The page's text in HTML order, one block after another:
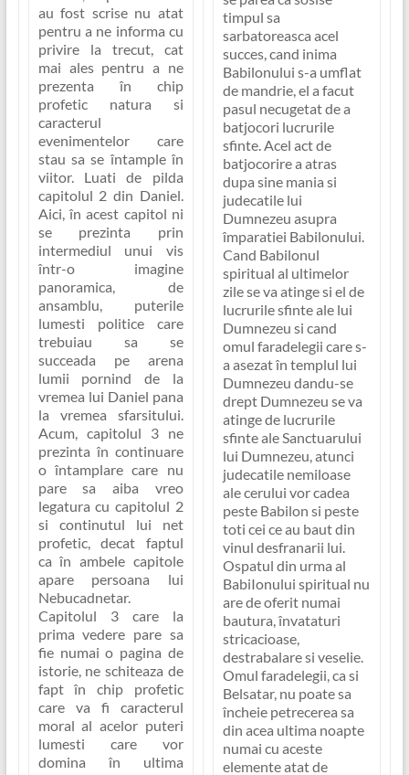
au fost scrise nu atat
pentru a ne informa cu
privire la trecut, cat
mai ales pentru a ne
prezenta în chip
profetic natura si
caracterul
evenimentelor care
stau sa se întample în
viitor. Luati de pilda
capitolul 2 din Daniel.
Aici, în acest capitol ni
se prezinta prin
intermediul unui vis
într-o imagine
panoramica, de
ansamblu, puterile
lumesti politice care
trebuiau sa se
succeada pe arena
lumii pornind de la
vremea lui Daniel pana
la vremea sfarsitului.
Acum, capitolul 3 ne
prezinta în continuare
o întamplare care nu
pare sa aiba vreo
legatura cu capitolul 2
si continutul lui net
profetic, decat faptul
ca în ambele capitole
apare persoana lui
Nebucadnetar.
Capitolul 3 care la
prima vedere pare sa
fie numai o pagina de
istorie, ne schiteaza de
fapt în chip profetic
care va fi caracterul
moral al acelor puteri
lumesti care vor
domina în ultima
timpul sa
sarbatoreasca acel
succes, cand inima
Babilonului s-a umflat
de mandrie, el a facut
pasul necugetat de a
batjocori lucrurile
sfinte. Acel act de
batjocorire a atras
dupa sine mania si
judecatile lui
Dumnezeu asupra
împaratiei Babilonului.
Cand Babilonul
spiritual al ultimelor
zile se va atinge si el de
lucrurile sfinte ale lui
Dumnezeu si cand
omul faradelegii care s-
a asezat în templul lui
Dumnezeu dandu-se
drept Dumnezeu se va
atinge de lucrurile
sfinte ale Sanctuarului
lui Dumnezeu, atunci
judecatile nemiloase
ale cerului vor cadea
peste Babilon si peste
toti cei ce au baut din
vinul desfranarii lui.
Ospatul din urma al
BabiIonului spiritual nu
are de oferit numai
bautura, învataturi
stricacioase,
destrabalare si veselie.
Omul faradelegii, ca si
Belsatar, nu poate sa
încheie petrecerea sa
din acea ultima noapte
numai cu aceste
elemente atat de